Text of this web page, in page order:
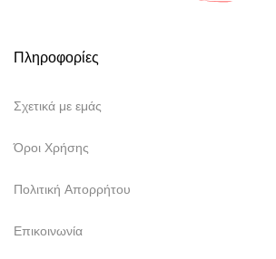
Πληροφορίες
Σχετικά με εμάς
Όροι Χρήσης
Πολιτική Απορρήτου
Επικοινωνία